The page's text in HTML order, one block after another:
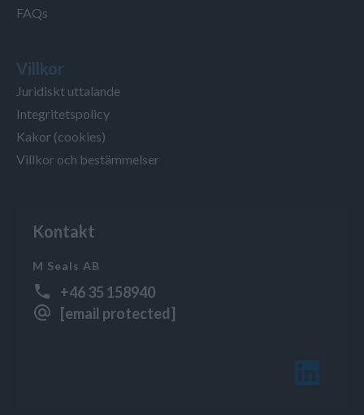
FAQs
Villkor
Juridiskt uttalande
Integritetspolicy
Kakor (cookies)
Villkor och bestämmelser
Kontakt
M Seals AB
+46 35 158940
[email protected]